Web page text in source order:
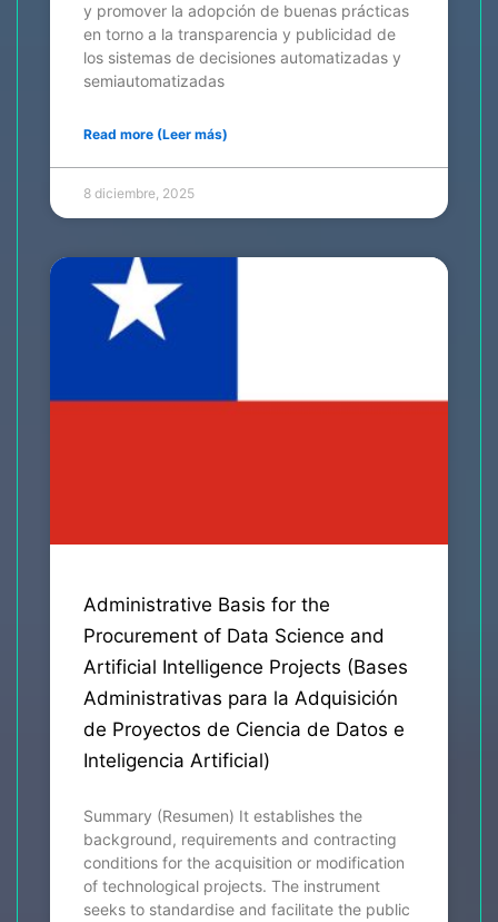
y promover la adopción de buenas prácticas
en torno a la transparencia y publicidad de
los sistemas de decisiones automatizadas y
semiautomatizadas
Read more (Leer más)
8 diciembre, 2025
Administrative Basis for the
Procurement of Data Science and
Artificial Intelligence Projects (Bases
Administrativas para la Adquisición
de Proyectos de Ciencia de Datos e
Inteligencia Artificial)
Summary (Resumen) It establishes the
background, requirements and contracting
conditions for the acquisition or modification
of technological projects. The instrument
seeks to standardise and facilitate the public